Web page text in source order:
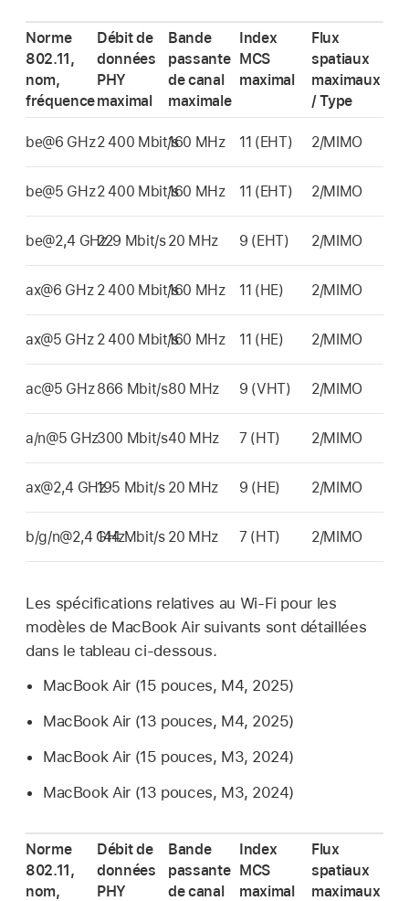
Norme
802.11,
nom,
fréquence
Débit de
données
PHY
maximal
Bande
passante
de canal
maximale
Index
MCS
maximal
Flux
spatiaux
maximaux
/ Type
be@6 GHz2 400 Mbit/s160 MHz 11 (EHT) 2/MIMO
be@5 GHz2 400 Mbit/s160 MHz 11 (EHT) 2/MIMO
be@2,4 GHz229 Mbit/s20 MHz 9 (EHT) 2/MIMO
ax@6 GHz 2 400 Mbit/s160 MHz 11 (HE) 2/MIMO
ax@5 GHz 2 400 Mbit/s160 MHz 11 (HE) 2/MIMO
ac@5 GHz 866 Mbit/s80 MHz 9 (VHT) 2/MIMO
a/n@5 GHz300 Mbit/s40 MHz 7 (HT) 2/MIMO
ax@2,4 GHz195 Mbit/s 20 MHz 9 (HE) 2/MIMO
b/g/n@2,4 GHz144 Mbit/s 20 MHz 7 (HT) 2/MIMO
Les spécifications relatives au Wi-Fi pour les
modèles de MacBook Airsuivants sont détaillées
dans le tableau ci-dessous.
MacBook Air(15 pouces, M4, 2025)
MacBook Air(13 pouces, M4, 2025)
MacBook Air(15 pouces, M3, 2024)
MacBook Air(13 pouces, M3, 2024)
Norme
802.11,
nom,
Débit de
données
PHY
Bande
passante
de canal
Index
MCS
maximal
Flux
spatiaux
maximaux